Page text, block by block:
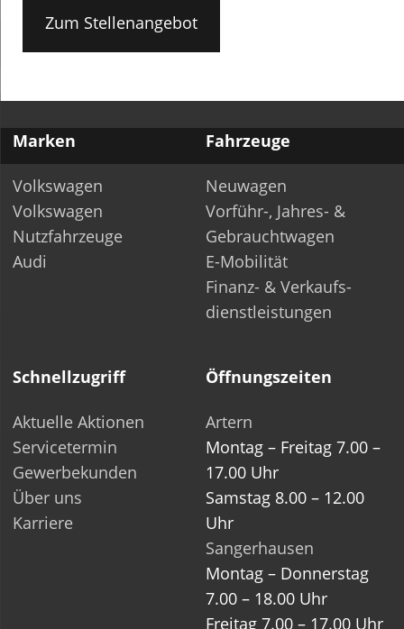
Zum Stellenangebot
Marken
Volkswagen
Volkswagen
Nutzfahrzeuge
Audi
Fahrzeuge
Neuwagen
Vorführ-, Jahres- &
Gebrauchtwagen
E-Mobilität
Finanz- & Verkaufs­-
dienstleistungen
Schnellzugriff
Aktuelle Aktionen
Servicetermin
Gewerbekunden
Über uns
Karriere
Öffnungszeiten
Artern
Montag – Freitag 7.00 –
17.00 Uhr
Samstag 8.00 – 12.00
Uhr
Sangerhausen
Montag – Donnerstag
7.00 – 18.00 Uhr
Freitag 7.00 – 17.00 Uhr